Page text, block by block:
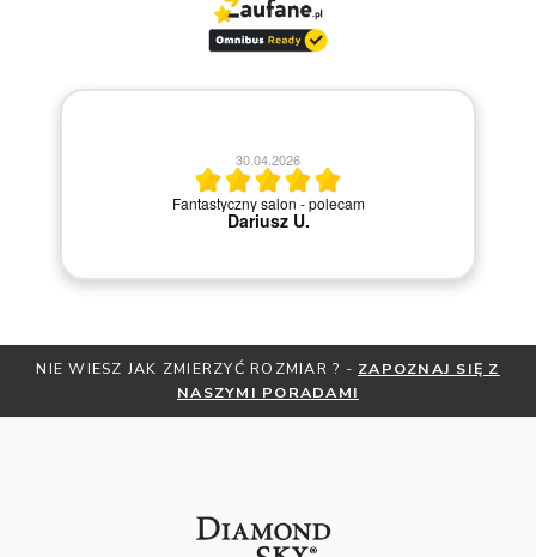
20.04.2026
Szybka i sprawna obsługa.
NIE WIESZ JAK ZMIERZYĆ ROZMIAR ? - ZAPOZNAJ SIĘ Z
NASZYMI PORADAMI